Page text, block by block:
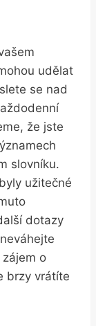
udělat
se ‍nad
že jste
slovníku.
užitečné
dotazy
o
brzy vrátíte